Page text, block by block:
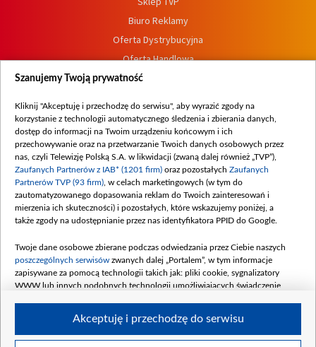
Biuro Reklamy
Oferta Dystrybucyjna
Oferta Handlowa
Dostępność
Procedura zgłoszeń wewnętrznych
Szanujemy Twoją prywatność
Kliknij "Akceptuję i przechodzę do serwisu", aby wyrazić zgody na
korzystanie z technologii automatycznego śledzenia i zbierania danych,
dostęp do informacji na Twoim urządzeniu końcowym i ich
przechowywanie oraz na przetwarzanie Twoich danych osobowych przez
nas, czyli Telewizję Polską S.A. w likwidacji (zwaną dalej również „TVP”),
Zaufanych Partnerów z IAB* (1201 firm) oraz pozostałych Zaufanych
Partnerów TVP (93 firm) , w celach marketingowych (w tym do
zautomatyzowanego dopasowania reklam do Twoich zainteresowań i
mierzenia ich skuteczności) i pozostałych, które wskazujemy poniżej, a
także zgody na udostępnianie przez nas identyfikatora PPID do Google.
Twoje dane osobowe zbierane podczas odwiedzania przez Ciebie naszych
poszczególnych serwisów zwanych dalej „Portalem”, w tym informacje
zapisywane za pomocą technologii takich jak: pliki cookie, sygnalizatory
WWW lub innych podobnych technologii umożliwiających świadczenie
Akceptuję i przechodzę do serwisu